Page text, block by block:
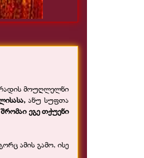
მოუღლელნი
ანუ სუფთა
ეგე თქუენი
ამის გამო, ისე